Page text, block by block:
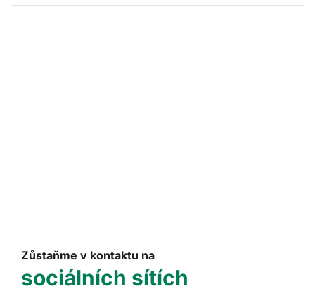
Zůstaňme v kontaktu na
sociálních sítích